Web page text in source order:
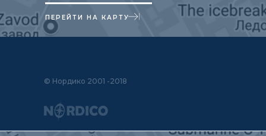
ПЕРЕЙТИ НА КАРТУ
© Нордико 2001 -2018